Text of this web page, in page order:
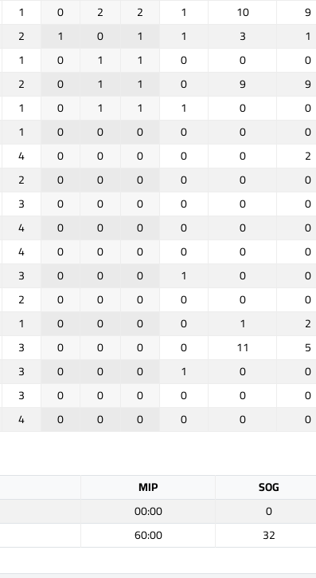
1 0 2 2 1 10 9
2 1 0 1 1 3 1
1 0 1 1 0 0 0
2 0 1 1 0 9 9
1 0 1 1 1 0 0
1 0 0 0 0 0 0
4 0 0 0 0 0 2
2 0 0 0 0 0 0
3 0 0 0 0 0 0
4 0 0 0 0 0 0
4 0 0 0 0 0 0
3 0 0 0 1 0 0
2 0 0 0 0 0 0
1 0 0 0 0 1 2
3 0 0 0 0 11 5
3 0 0 0 1 0 0
3 0 0 0 0 0 0
4 0 0 0 0 0 0
MIP SOG
00:00 0
60:00 32